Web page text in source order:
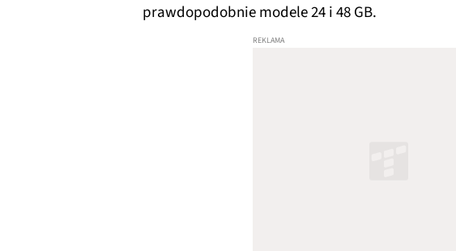
prawdopodobnie modele 24 i 48 GB.